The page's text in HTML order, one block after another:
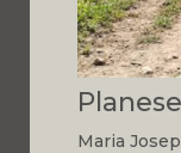
Maria